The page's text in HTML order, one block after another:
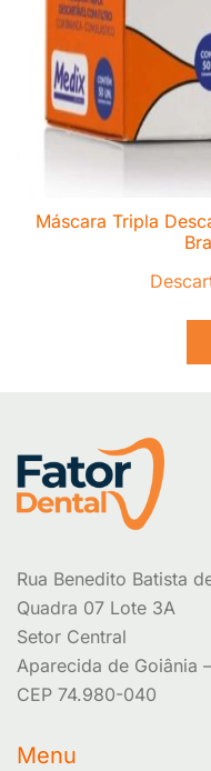
Máscara Tripla
Rua Benedito Batista
Quadra 07 Lote 3A
Setor Central
Aparecida de Goiânia
CEP 74.980-040
Menu